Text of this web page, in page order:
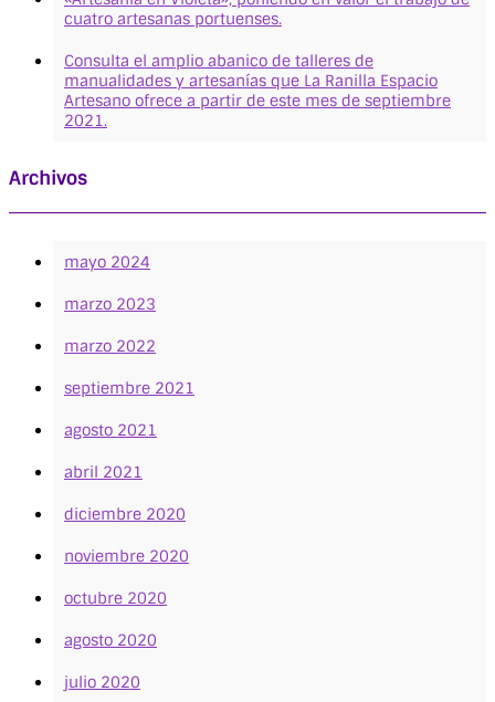
cuatro artesanas portuenses.
Consulta el amplio abanico de talleres de
manualidades y artesanías que La Ranilla Espacio
Artesano ofrece a partir de este mes de septiembre
2021.
Archivos
mayo 2024
marzo 2023
marzo 2022
septiembre 2021
agosto 2021
abril 2021
diciembre 2020
noviembre 2020
octubre 2020
agosto 2020
julio 2020